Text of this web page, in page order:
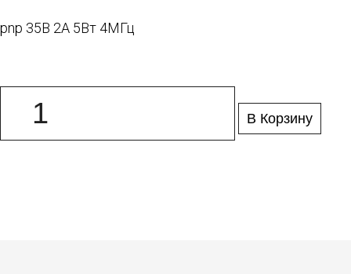
pnp 35В 2А 5Вт 4МГц
В Корзину